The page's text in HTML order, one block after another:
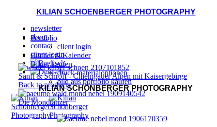
KILIAN SCHOENBERGER PHOTOGRAPHY
newsletter
about
contact
client login
KILIAN SCHÖNBERGER PHOTOGRAPHY
Portfolio
client login
Bücher & Kalender
Bilder kaufen
druck materialoptionen
bild aus portfolio kaufen
Sanft & Schroff - Chiemgauer Alpen mit Kaisergebirge
Back to products
Die Mondtänzer